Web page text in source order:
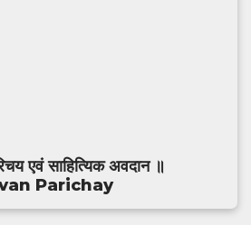
एवं साहित्यिक अवदान ॥
Parichay